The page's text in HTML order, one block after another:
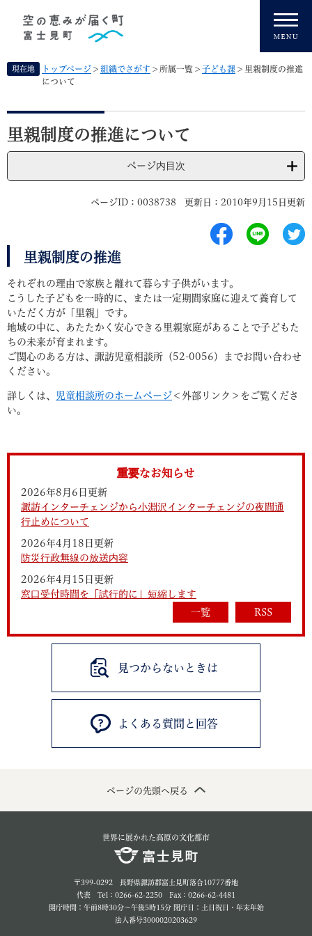
先
す
。
現在地 トップページ > 組織でさがす > 所属一覧 > 子ども課 > 里親制度の推進
について
本
文
里親制度の推進について
ページ内目次
ページID：0038738 更新日：2010年9月15日更新
里親制度の推進
それぞれの理由で家族と離れて暮らす子供がいます。
こうした子どもを一時的に、または一定期間家庭に迎えて養育して
いただく方が「里親」です。
地域の中に、あたたかく安心できる里親家庭があることで子どもた
ちの未来が育まれます。
ご関心のある方は、諏訪児童相談所（52-0056）までお問い合わせ
ください。
詳しくは、 児童相談所のホームページ ＜外部リンク＞ をご覧くださ
い。
重要なお知らせ
2026年8月6日更新
諏訪インターチェンジから小淵沢インターチェンジの夜間通
行止めについて
2026年4月18日更新
防災行政無線の放送内容
2026年4月15日更新
窓口受付時間を「試行的に」短縮します
一覧
RSS
見つからないときは
よくある質問と回答
ページの先頭へ戻る
世界に展かれた高原の文化都市
〒399-0292 長野県諏訪郡富士見町落合10777番地
代表 Tel：0266-62-2250 Fax：0266-62-4481
開庁時間：午前8時30分～午後5時15分 閉庁日：土日祝日・年末年始
法人番号3000020203629